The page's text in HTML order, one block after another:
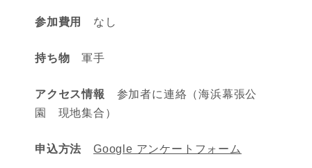
参加費用 なし
持ち物 軍手
アクセス情報
参加者に連絡（海浜幕張公
園 現地集合）
申込方法 Google アンケートフォーム